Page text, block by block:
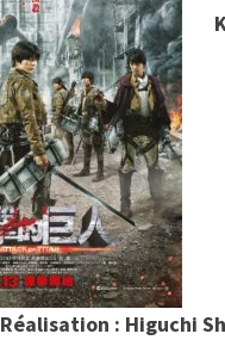
Réalisation : Higuchi